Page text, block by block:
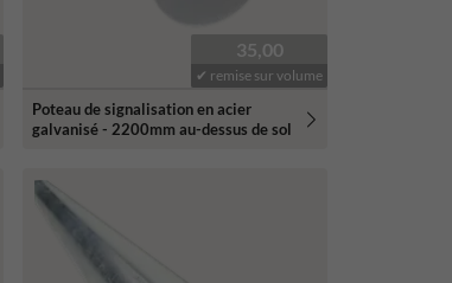
35,00
✔ remise sur volume
Poteau de signalisation en acier
galvanisé - 2200mm au-dessus de sol